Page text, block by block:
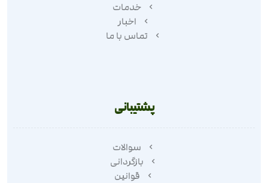
خدمات
اخبار
تماس با ما
پشتیبانی
سوالات
بازگردانی
قوانین